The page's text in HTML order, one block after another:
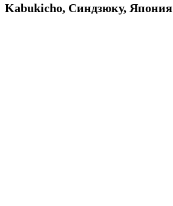
Kabukicho, Синдзюку, Япония